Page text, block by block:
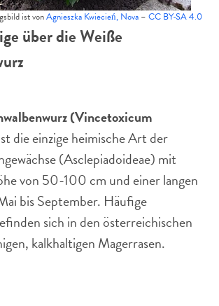
ist vonAgnieszka Kwiecień, Nova – CC BY-SA 4.0
über die Weiße
(Vincetoxicum
die einzige heimische Art der
(Asclepiadoideae) mit
von 50-100 cm und einer langen
bis September. Häufige
sich in den österreichischen
kalkhaltigen Magerrasen.